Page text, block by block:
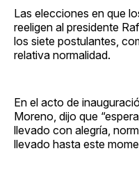
Las elecciones en que
reeligen al presidente
los siete postulantes,
relativa normalidad.
En el acto de
Moreno, dijo que
llevado con alegría,
llevado hasta este